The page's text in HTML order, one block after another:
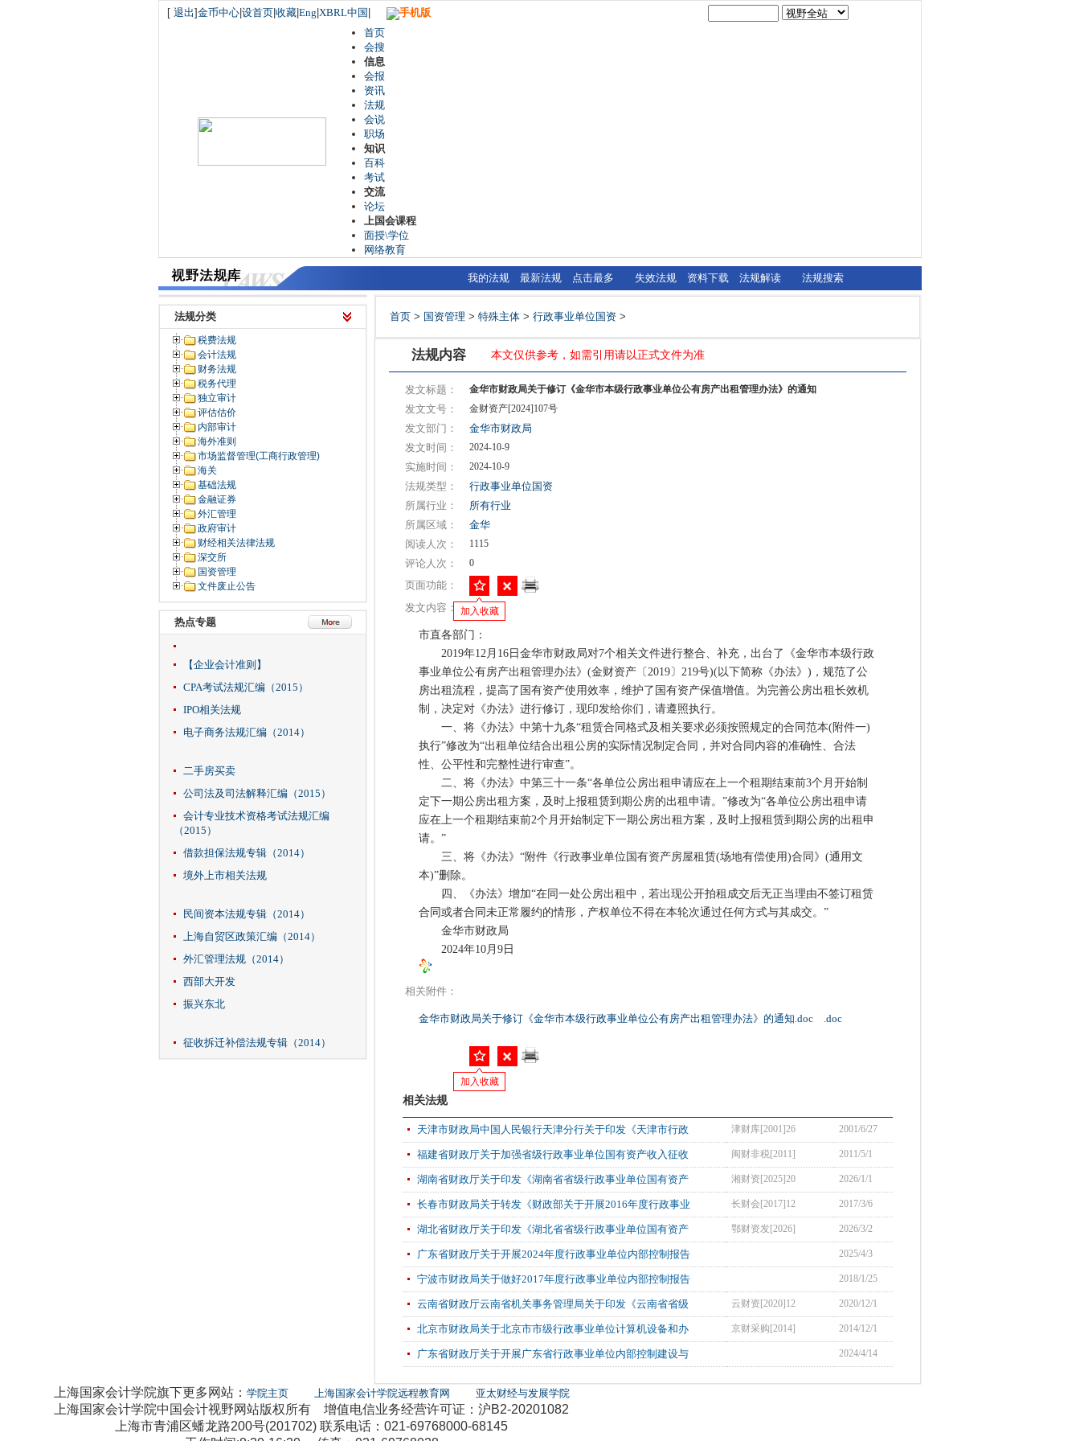
[ 退出]金币中心 设首页 收藏 Eng XBRL中国
手机版
首页
会搜
信息
会报
资讯
法规
会说
职场
知识
百科
考试
交流
论坛
上国会课程
面授\学位
网络教育
我的法规 最新法规 点击最多 失效法规 资料下载 法规解读 法规搜索
法规分类
税费法规
会计法规
财务法规
税务代理
独立审计
评估估价
内部审计
海外准则
市场监督管理(工商行政管理)
海关
基础法规
金融证券
外汇管理
政府审计
财经相关法律法规
深交所
国资管理
文件废止公告
热点专题
【企业会计准则】
CPA考试法规汇编（2015）
IPO相关法规
电子商务法规汇编（2014）
二手房买卖
公司法及司法解释汇编（2015）
会计专业技术资格考试法规汇编
（2015）
借款担保法规专辑（2014）
境外上市相关法规
民间资本法规专辑（2014）
上海自贸区政策汇编（2014）
外汇管理法规（2014）
西部大开发
振兴东北
征收拆迁补偿法规专辑（2014）
首页 > 国资管理 > 特殊主体 > 行政事业单位国资 >
法规内容 本文仅供参考，如需引用请以正式文件为准
发文标题： 金华市财政局关于修订《金华市本级行政事业单位公有房产出租管理办法》的通知
发文文号： 金财资产[2024]107号
发文部门：
金华市财政局
发文时间：
2024-10-9
实施时间： 2024-10-9
法规类型：
行政事业单位国资
所属行业：
所有行业
所属区域：
金华
阅读人次：
1115
评论人次： 0
页面功能：
加入收藏
发文内容：
市直各部门：
2019年12月16日金华市财政局对7个相关文件进行整合、补充，出台了《金华市本级行政
事业单位公有房产出租管理办法》(金财资产〔2019〕219号)(以下简称《办法》)，规范了公
房出租流程，提高了国有资产使用效率，维护了国有资产保值增值。为完善公房出租长效机
制，决定对《办法》进行修订，现印发给你们，请遵照执行。
一、将《办法》中第十九条“租赁合同格式及相关要求必须按照规定的合同范本(附件一)
执行”修改为“出租单位结合出租公房的实际情况制定合同，并对合同内容的准确性、合法
性、公平性和完整性进行审查”。
二、将《办法》中第三十一条“各单位公房出租申请应在上一个租期结束前3个月开始制
定下一期公房出租方案，及时上报租赁到期公房的出租申请。”修改为“各单位公房出租申请
应在上一个租期结束前2个月开始制定下一期公房出租方案，及时上报租赁到期公房的出租申
请。”
三、将《办法》“附件《行政事业单位国有资产房屋租赁(场地有偿使用)合同》(通用文
本)”删除。
四、《办法》增加“在同一处公房出租中，若出现公开拍租成交后无正当理由不签订租赁
合同或者合同未正常履约的情形，产权单位不得在本轮次通过任何方式与其成交。”
金华市财政局
2024年10月9日
相关附件：
金华市财政局关于修订《金华市本级行政事业单位公有房产出租管理办法》的通知.doc .doc
加入收藏
相关法规
天津市财政局中国人民银行天津分行关于印发《天津市行政 津财库[2001]26 2001/6/27
福建省财政厅关于加强省级行政事业单位国有资产收入征收 闽财非税[2011] 2011/5/1
湖南省财政厅关于印发《湖南省省级行政事业单位国有资产 湘财资[2025]20 2026/1/1
长春市财政局关于转发《财政部关于开展2016年度行政事业 长财会[2017]12 2017/3/6
湖北省财政厅关于印发《湖北省省级行政事业单位国有资产 鄂财资发[2026] 2026/3/2
广东省财政厅关于开展2024年度行政事业单位内部控制报告 2025/4/3
宁波市财政局关于做好2017年度行政事业单位内部控制报告 2018/1/25
云南省财政厅云南省机关事务管理局关于印发《云南省省级 云财资[2020]12 2020/12/1
北京市财政局关于北京市市级行政事业单位计算机设备和办 京财采购[2014] 2014/12/1
广东省财政厅关于开展广东省行政事业单位内部控制建设与 2024/4/14
上海国家会计学院旗下更多网站： 学院主页 上海国家会计学院远程教育网 亚太财经与发展学院
上海国家会计学院中国会计视野网站版权所有 增值电信业务经营许可证：沪B2-20201082
上海市青浦区蟠龙路200号(201702) 联系电话：021-69768000-68145